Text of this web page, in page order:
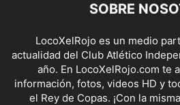
SOBRE
LocoXelRojo es un medio
actualidad del Club Atlético
año. En LocoXelRojo.com te
información, fotos, videos HD y
el Rey de Copas. ¡Con la